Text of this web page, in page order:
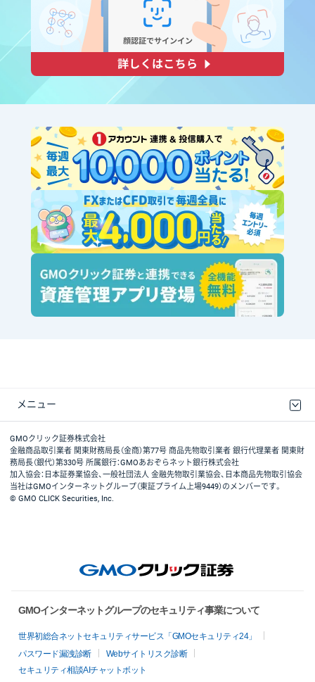
メニュー
取引規程・約款
最良執行方針
ディスクレイマー
リスク説明
GMOクリック証券ホームページ
GMOクリック証券株式会社
金融商品取引業者 関東財務局長（金商）第77号 商品先物取引業者 銀行代理業者 関東財
務局長（銀代）第330号 所属銀行：GMOあおぞらネット銀行株式会社
加入協会：日本証券業協会、一般社団法人 金融先物取引業協会、日本商品先物取引協会
当社はGMOインターネットグループ（東証プライム上場9449）のメンバーです。
© GMO CLICK Securities, Inc.
GMOインターネットグループのセキュリティ事業について
世界初総合ネットセキュリティサービス「GMOセキュリティ24」
パスワード漏洩診断
Webサイトリスク診断
セキュリティ相談AIチャットボット